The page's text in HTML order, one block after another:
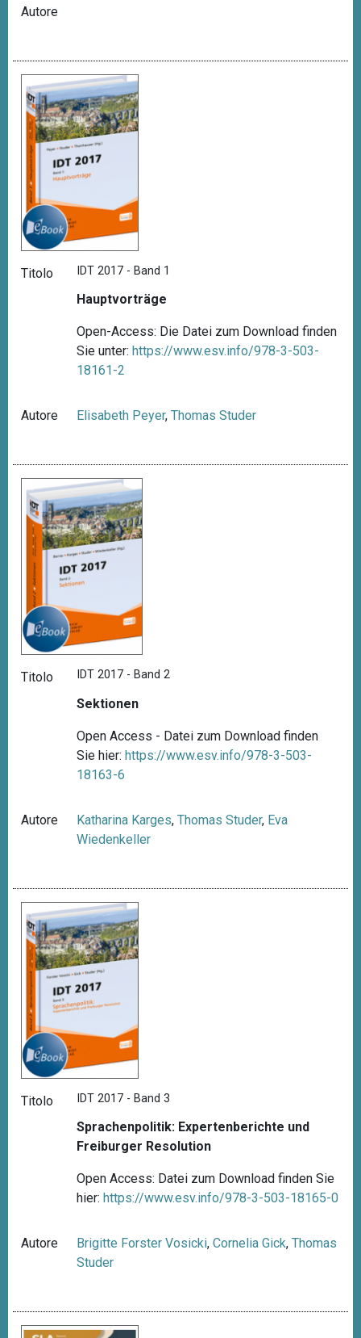
Autore
Titolo IDT 2017 - Band 1
Hauptvorträge
Open-Access: Die Datei zum Download finden
Sie unter: https://www.esv.info/978-3-503-
18161-2
Autore Elisabeth Peyer,Thomas Studer
Titolo IDT 2017 - Band 2
Sektionen
Open Access - Datei zum Download finden
Sie hier:https://www.esv.info/978-3-503-
18163-6
Autore Katharina Karges,Thomas Studer, Eva
Wiedenkeller
Titolo IDT 2017 - Band 3
Sprachenpolitik: Expertenberichte und
Freiburger Resolution
Open Access: Datei zum Download finden Sie
hier: https://www.esv.info/978-3-503-18165-0
Autore Brigitte Forster Vosicki,Cornelia Gick,Thomas
Studer